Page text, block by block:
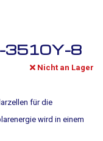
3510Y-8
Nicht an Lager
für die
wird in einem